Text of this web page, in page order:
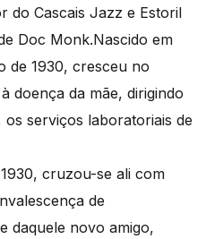
do Cascais Jazz e Estoril
Doc Monk.Nascido em
de 1930, cresceu no
doença da mãe, dirigindo
serviços laboratoriais de
cruzou-se ali com
de
daquele novo amigo,